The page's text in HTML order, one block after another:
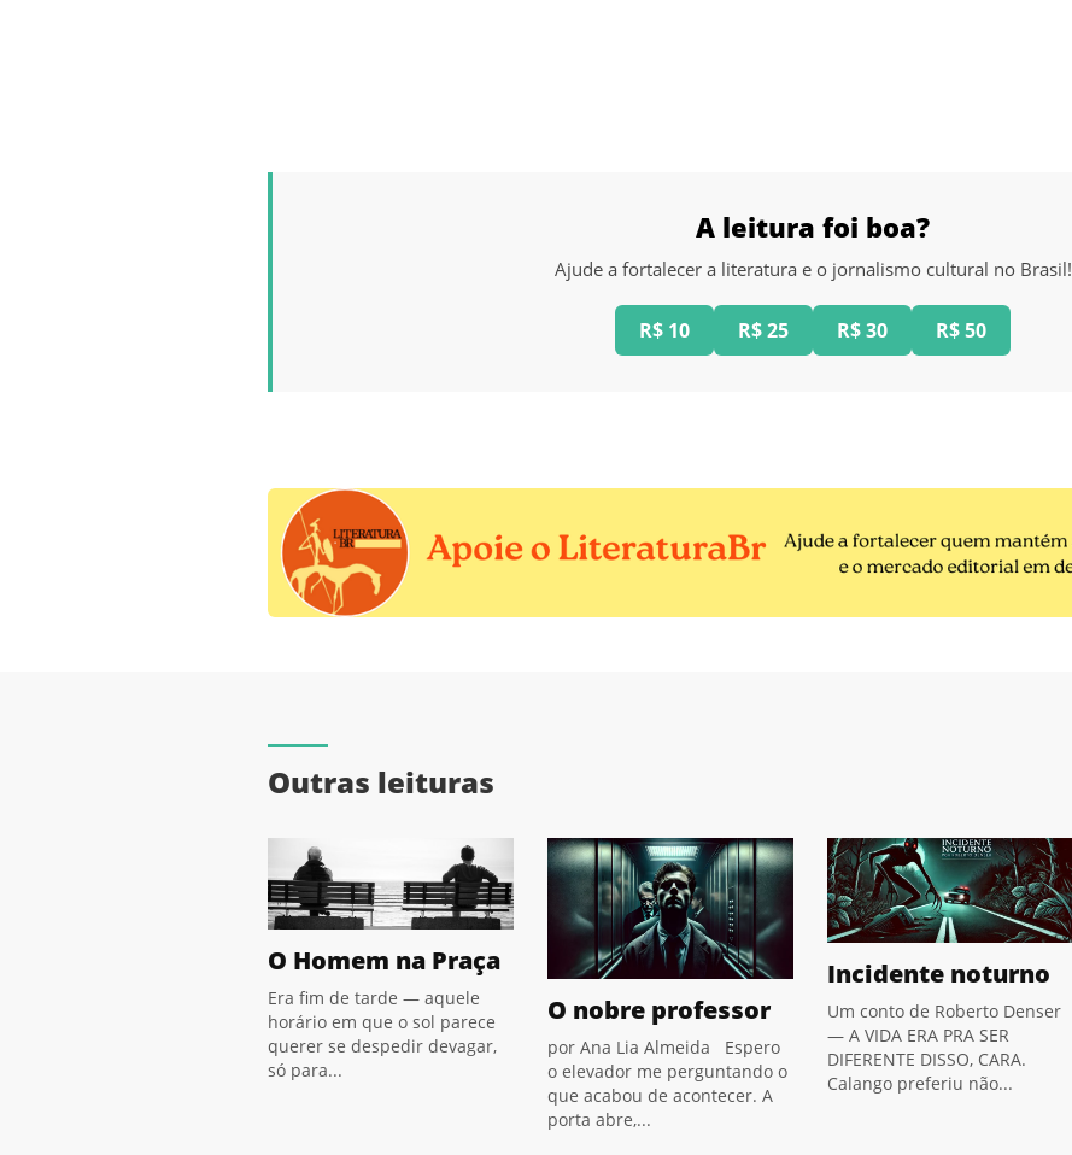
A leitura foi boa?
Ajude a fortalecer a literatura e o jornalismo cultural no Brasil!
R$ 10 R$ 25 R$ 30 R$ 50
Outras leituras
O Homem na Praça
Era fim de tarde — aquele
horário em que o sol parece
querer se despedir devagar,
só para...
O nobre professor
por Ana Lia Almeida Espero
o elevador me perguntando o
que acabou de acontecer. A
porta abre,...
Incidente noturno
Um conto de Roberto Denser
— A VIDA ERA PRA SER
DIFERENTE DISSO, CARA.
Calango preferiu não...